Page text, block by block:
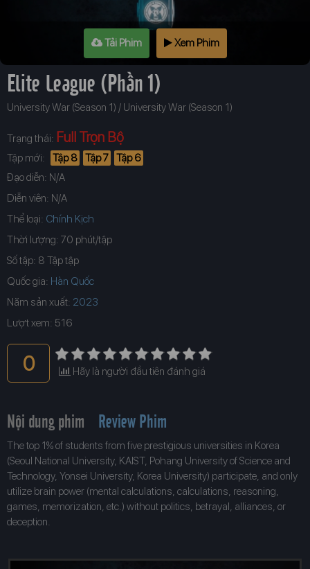
Tải Phim Xem Phim
Elite League (Phần 1)
University War (Season 1) / University War (Season 1)
Trạng thái: Full Trọn Bộ
Tập mới: Tập 8 Tập 7
Tập 6
Đạo diễn: N/A
Diễn viên: N/A
Thể loại: Chính Kịch
Thời lượng: 70 phút/tập
Số tập: 8 Tập tập
Quốc gia: Hàn Quốc
Năm sản xuất:
Lượt xem: 516
0 Hãy là người đầu tiên đánh giá
Nội dung phim Review Phim
The top 1% of students from five prestigious universities in Korea
(Seoul National University, KAIST, Pohang University of Science and
Technology, Yonsei University, Korea University) participate, and only
utilize brain power (mental calculations, calculations, reasoning,
games, memorization, etc.) without politics, betrayal, alliances, or
deception.